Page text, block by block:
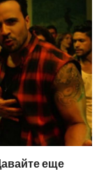
еще